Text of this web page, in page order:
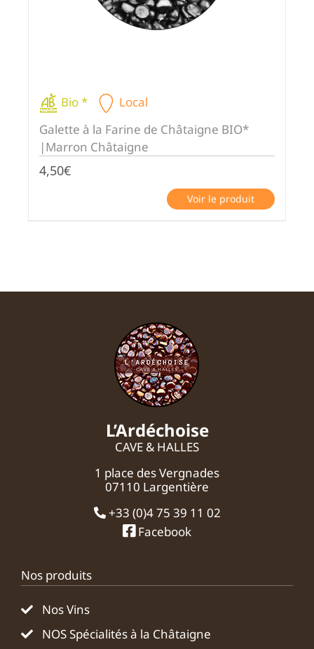
Bio *
Local
Galette à la Farine de Châtaigne BIO*
|Marron Châtaigne
4,50€
Voir le produit
L’Ardéchoise
CAVE & HALLES
1 place des Vergnades
07110 Largentière
+33 (0)4 75 39 11 02
Facebook
Nos produits
Nos Vins
NOS Spécialités à la Châtaigne